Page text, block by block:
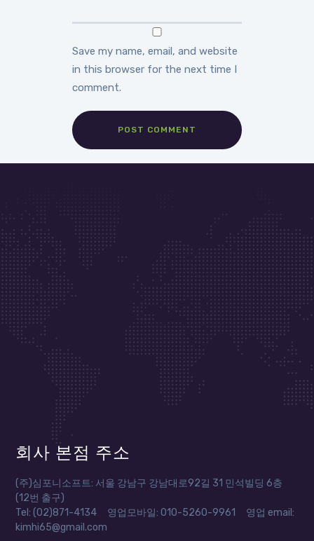
Save my name, email, and website
in this browser for the next time I
comment.
회사 본점 주소
(주)심포니소프트: 서울 강남구 강남대로92길 31 민석빌딩 6층
(12번 출구)
Tel: (02)871-4134 영업모바일: 010-5260-9961 영업 email:
kimhi65@gmail.com